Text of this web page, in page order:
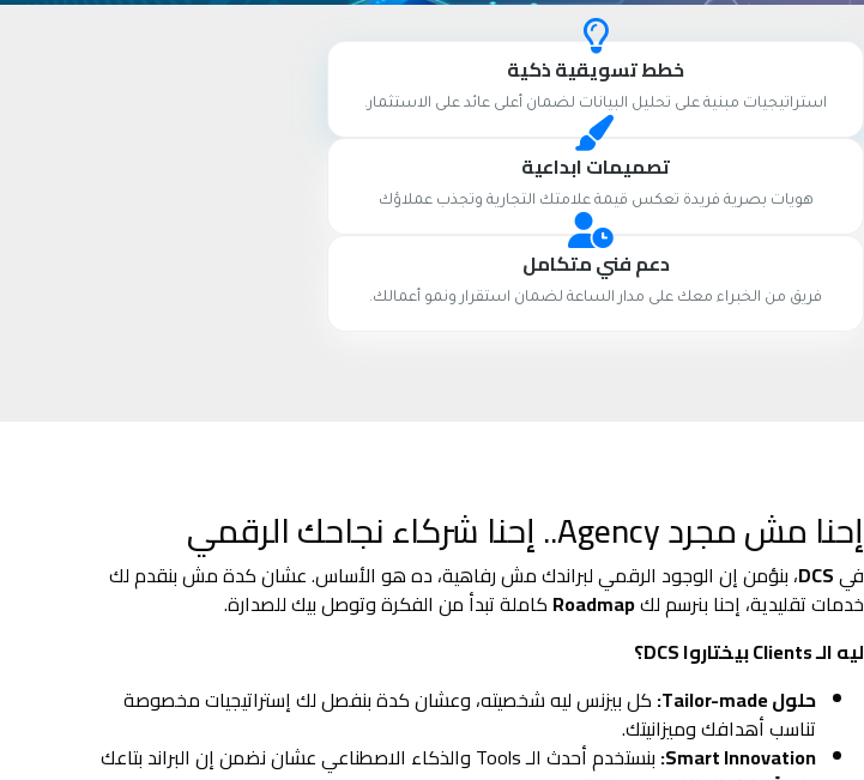
خطط تسويقية ذكية
استراتيجيات مبنية على تحليل البيانات لضمان أعلى عائد على الاستثمار.
تصميمات ابداعية
هويات بصرية فريدة تعكس قيمة علامتك التجارية وتجذب عملاؤك
دعم فني متكامل
فريق من الخبراء معك على مدار الساعة لضمان استقرار ونمو أعمالك.
إحنا مش مجرد Agency.. إحنا شركاء نجاحك الرقمي
فيDCS، بنؤمن إن الوجود الرقمي لبراندك مش رفاهية، ده هو الأساس. عشان كدة مش بنقدم لك
خدمات تقليدية، إحنا بنرسم لكRoadmap كاملة تبدأ من الفكرة وتوصل بيك للصدارة.
ليه الـ Clients بيختاروا DCS؟
حلول Tailor-made:
كل بيزنس ليه شخصيته، وعشان كدة بنفصل لك إستراتيجيات مخصوصة
تناسب أهدافك وميزانيتك.
Smart Innovation:
بنستخدم أحدث الـ Tools والذكاء الاصطناعي عشان نضمن إن البراند بتاعك